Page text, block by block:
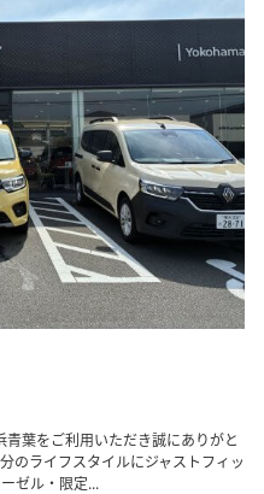
葉をご利用いただき誠にありがと
のライフスタイルにジャストフィッ
ゼル・限定...